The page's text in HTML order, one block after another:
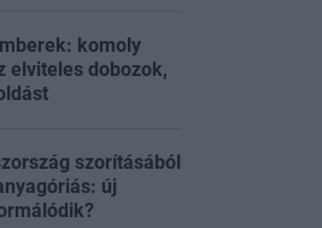
komoly
elviteles dobozok,
szorításából
új